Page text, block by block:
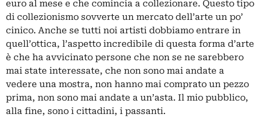
euro al mese e che comincia a collezionare. Questo tipo
di collezionismo sovverte un mercato dell’arte un po’
cinico. Anche se tutti noi artisti dobbiamo entrare in
quell’ottica, l’aspetto incredibile di questa forma d’arte
è che ha avvicinato persone che non se ne sarebbero
mai state interessate, che non sono mai andate a
vedere una mostra, non hanno mai comprato un pezzo
prima, non sono mai andate a un’asta. Il mio pubblico,
alla fine, sono i cittadini, i passanti.